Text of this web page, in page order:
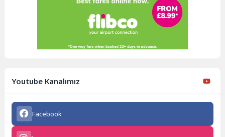
Youtube Kanalımız
Facebook